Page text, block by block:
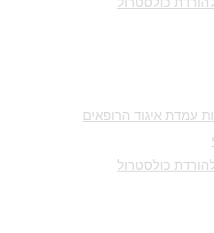
עמדת איגוד הרופאים
כולסטרול